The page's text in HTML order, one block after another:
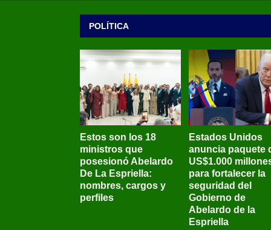
POLÍTICA
Estos son los 18
ministros que
posesionó Abelardo
De La Espriella:
nombres, cargos y
perfiles
Estados Unidos
anuncia paquete
US$1.000
para fortalecer la
seguridad del
Gobierno de
Abelardo de la
Espriella